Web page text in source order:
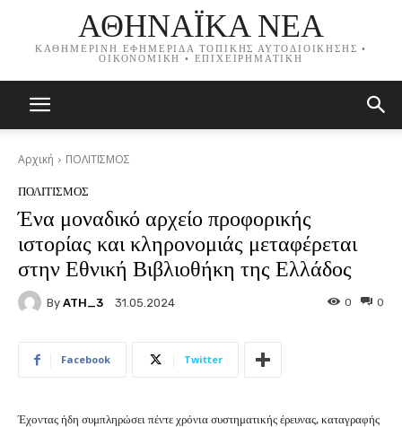
ΑΘΗΝΑΪΚΑ ΝΕΑ
ΚΑΘΗΜΕΡΙΝΗ ΕΦΗΜΕΡΙΔΑ ΤΟΠΙΚΗΣ ΑΥΤΟΔΙΟΙΚΗΣΗΣ •
ΟΙΚΟΝΟΜΙΚΗ • ΕΠΙΧΕΙΡΗΜΑΤΙΚΗ
Αρχική ΠΟΛΙΤΙΣΜΟΣ
ΠΟΛΙΤΙΣΜΟΣ
Ένα μοναδικό αρχείο προφορικής
ιστορίας και κληρονομιάς μεταφέρεται
στην Εθνική Βιβλιοθήκη της Ελλάδος
By ATH_3 31.05.2024 0
0
Facebook Twitter
Έχοντας ήδη συμπληρώσει πέντε χρόνια συστηματικής έρευνας, καταγραφής